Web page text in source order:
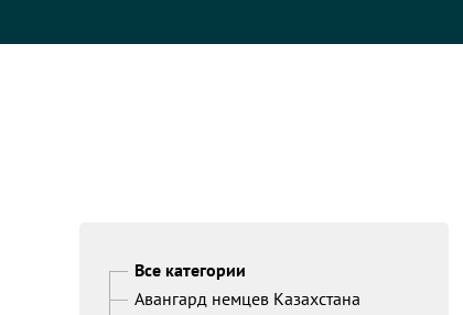
Все категории
Авангард немцев Казахстана